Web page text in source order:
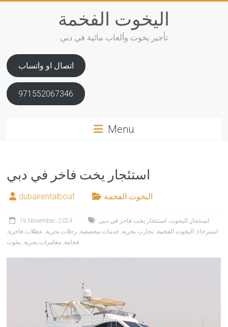
اليخوت الفخمة
تأجير يخوت وألعاب مائية في دبي
اتصال او واتساب
971552067346
Menu
استئجار يخت فاخر في دبي
dubairentalboat اليخوت الفخمة
19 November، 2024 استئجار اليخوت, استئجار يخت فاخر في دبي,
استرخاء, اليخوت الفخمة, تجارب بحرية, خدمات مخصصة, رحلات بحرية, عطلات فاخرة,
فخامة, مغامرات بحرية, يخوت